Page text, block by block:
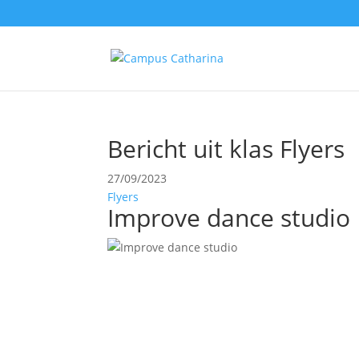
Bericht uit klas Flyers
27/09/2023
Flyers
Improve dance studio